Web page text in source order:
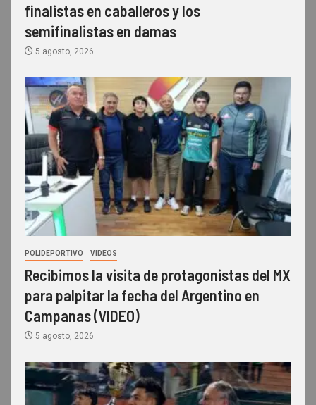
finalistas en caballeros y los
semifinalistas en damas
5 agosto, 2026
POLIDEPORTIVO VIDEOS
Recibimos la visita de protagonistas del MX
para palpitar la fecha del Argentino en
Campanas (VIDEO)
5 agosto, 2026